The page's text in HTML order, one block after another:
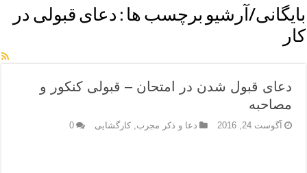
دعای مشکل گشا برای رفع فقر – ذکرهای روزی‌ بخش
معجزات دعای یا من اظهر الجمیل – دعای یا من اظهر الجمیل برای
مهم ترین اذکار الهی و فضیلت آن ها – ذکر مخصوص مستجاب الدعوه
نماز حاجت برای کار گشایی- دعای رفع مشکلات و طلب حاجت
دعای رفع فقر و طلب رزق و روزی – آیه‌ جلب ثروت و برکت مال
بایگانی/آرشیو برچسب ها : دعای قبولی در
کار
دعای قبول شدن در امتحان – قبولی کنکور و
مصاحبه
آگوست 24, 2016 دعا و ذکر مجرب ,کارگشایی 0